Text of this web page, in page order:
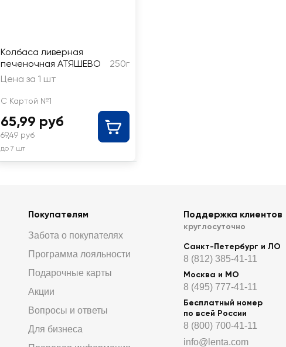
Колбаса ливерная
печеночная АТЯШЕВО
250г
Цена за 1 шт
С Картой №1
65,99 руб
69,49 руб
до 7 шт
Покупателям
Забота о покупателях
Программа лояльности
Подарочные карты
Акции
Вопросы и ответы
Для бизнеса
Поддержка клиентов
круглосуточно
Санкт-Петербург и ЛО
8 (812) 385-41-11
Москва и МО
8 (495) 777-41-11
Бесплатный номер
по всей России
8 (800) 700-41-11
info@lenta.com